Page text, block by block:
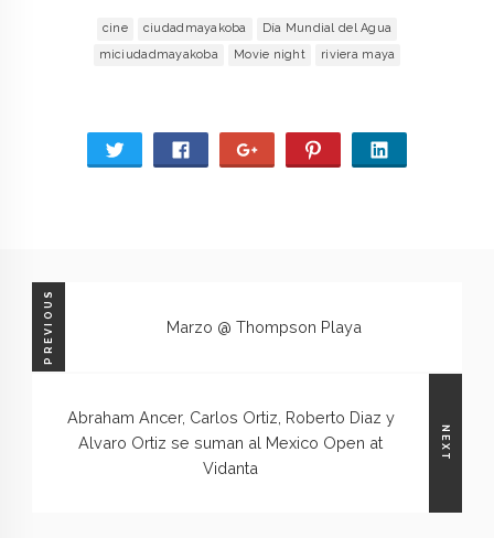
cine ciudadmayakoba
Día Mundial del Agua
miciudadmayakoba
Movie night riviera maya
PREVIOUS Marzo @ Thompson Playa
NEXT
Abraham Ancer, Carlos Ortiz, Roberto Diaz y
Alvaro Ortiz se suman al Mexico Open at
Vidanta